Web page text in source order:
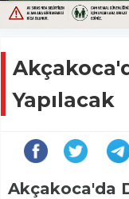
Yapılacak
Akçakoca'da